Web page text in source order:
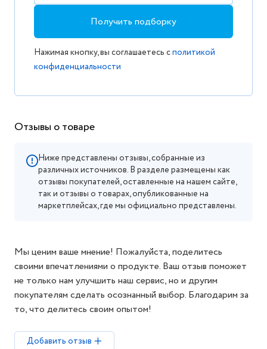
Получить подборку
Нажимая кнопку, вы соглашаетесь сполитикой
конфиденциальности
Отзывы о товаре
Ниже представлены отзывы, собранные из
различных источников. В разделе размещены как
отзывы покупателей, оставленные на нашем сайте,
так и отзывы о товарах, опубликованные на
маркетплейсах, где мы официально представлены.
Мы ценим ваше мнение! Пожалуйста, поделитесь
своими впечатлениями о продукте. Ваш отзыв поможет
не только нам улучшить наш сервис, но и другим
покупателям сделать осознанный выбор. Благодарим за
то, что делитесь своим опытом!
Добавить отзыв